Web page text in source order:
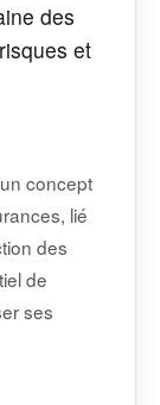
des
et
concept
lié
des
de
ses